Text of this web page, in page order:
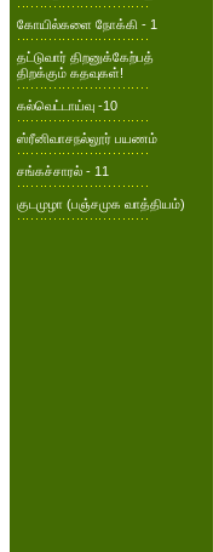
கோயில்களை நோக்கி - 1
தட்டுவார் திறனுக்கேற்பத்
திறக்கும் கதவுகள்!
கல்வெட்டாய்வு -10
ஸ்ரீனிவாசநல்லூர் பயணம்
சங்கச்சாரல் - 11
குடமுழா (பஞ்சமுக வாத்தியம்)